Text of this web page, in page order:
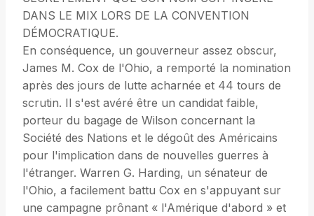
DANS LE MIX LORS DE LA CONVENTION
DÉMOCRATIQUE.
En conséquence, un gouverneur assez obscur,
James M. Cox de l'Ohio, a remporté la nomination
après des jours de lutte acharnée et 44 tours de
scrutin. Il s'est avéré être un candidat faible,
porteur du bagage de Wilson concernant la
Société des Nations et le dégoût des Américains
pour l'implication dans de nouvelles guerres à
l'étranger. Warren G. Harding, un sénateur de
l'Ohio, a facilement battu Cox en s'appuyant sur
une campagne prônant « l'Amérique d'abord » et